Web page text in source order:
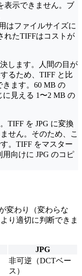
表示できません。ブ
はファイルサイズに
れたTIFFはコストが
します。人間の目が
るため、TIFF と比
きます。60 MB の
見える 1〜2 MB の
TIFF を JPG に変換
せん。そのため、こ
。TIFF をマスター
向けに JPG のコピ
変わり（変わらな
り適切に判断できま
JPG
非可逆（DCTベー
ス）